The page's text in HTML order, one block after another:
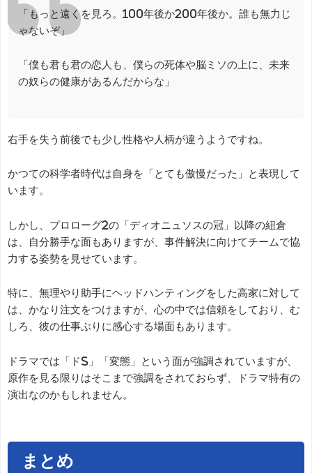
「もっと遠くを見ろ。100年後か200年後か。誰も無力じ
ゃないぞ」
「僕も君も君の恋人も、僕らの死体や脳ミソの上に、未来
の奴らの健康があるんだからな」
右手を失う前後でも少し性格や人柄が違うようですね。
かつての科学者時代は自身を「とても傲慢だった」と表現して
います。
しかし、プロローグ2の「ディオニュソスの冠」以降の紐倉
は、自分勝手な面もありますが、事件解決に向けてチームで協
力する姿勢を見せています。
特に、無理やり助手にヘッドハンティングをした高家に対して
は、かなり注文をつけますが、心の中では信頼をしており、む
しろ、彼の仕事ぶりに感心する場面もあります。
ドラマでは「ドS」「変態」という面が強調されていますが、
原作を見る限りはそこまで強調をされておらず、ドラマ特有の
演出なのかもしれません。
まとめ